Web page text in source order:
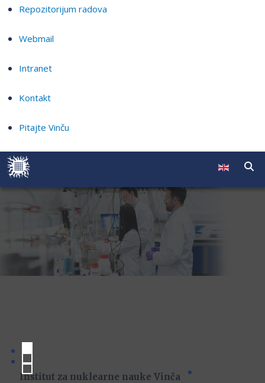
Repozitorijum radova
Webmail
Intranet
Kontakt
Pitajte Vinču
Institut za nuklearne nauke Vinča